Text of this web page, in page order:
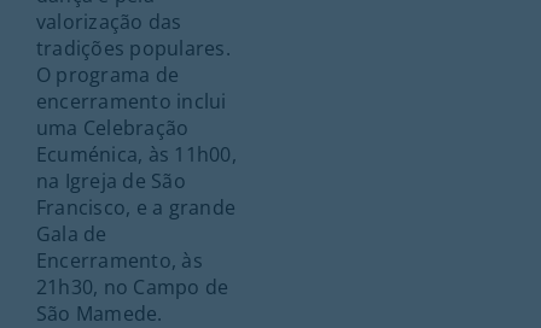
valorização das
tradições populares.
O programa de
encerramento inclui
uma Celebração
Ecuménica, às 11h00,
na Igreja de São
Francisco, e a grande
Gala de
Encerramento, às
21h30, no Campo de
São Mamede.